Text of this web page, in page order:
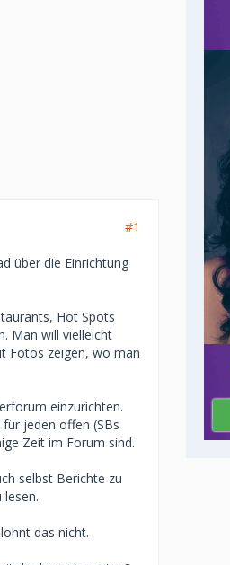
#1
über die Einrichtung
Hot Spots
Man will vielleicht
Fotos zeigen, wo man
einzurichten.
jeden offen (SBs
Zeit im Forum sind.
selbst Berichte zu
das nicht.